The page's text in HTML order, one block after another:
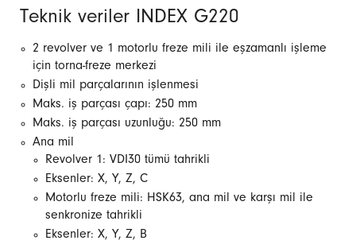
Teknik veriler INDEX G220
2 revolver ve 1 motorlu freze mili ile eşzamanlı işleme
için torna-freze merkezi
Dişli mil parçalarının işlenmesi
Maks. iş parçası çapı: 250 mm
Maks. iş parçası uzunluğu: 250 mm
Ana mil
Revolver 1: VDI30 tümü tahrikli
Eksenler: X, Y, Z, C
Motorlu freze mili: HSK63, ana mil ve karşı mil ile
senkronize tahrikli
Eksenler: X, Y, Z, B